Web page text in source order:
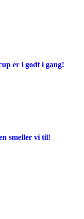
er i godt i gang!
smeller vi til!